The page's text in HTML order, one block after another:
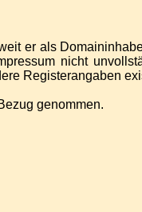
er als
nicht
Registerangaben
genommen.